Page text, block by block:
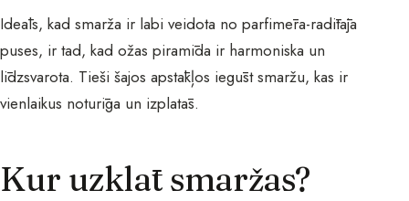
Ideāls, kad smarža ir labi veidota no parfimēra-radītāja
puses, ir tad, kad ožas piramīda ir harmoniska un
līdzsvarota. Tieši šajos apstākļos iegūst smaržu, kas ir
vienlaikus noturīga un izplatās.
Kur uzklāt smaržas?